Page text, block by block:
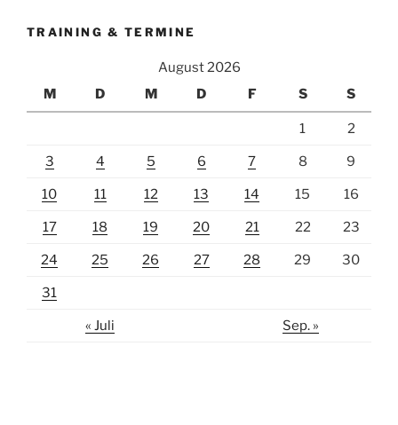
TRAINING & TERMINE
August 2026
M
D M D F S S
1 2
3 4 5 6 7 8 9
10 11 12 13 14 15 16
17 18 19 20 21 22 23
24 25 26 27 28 29 30
31
« Juli Sep. »